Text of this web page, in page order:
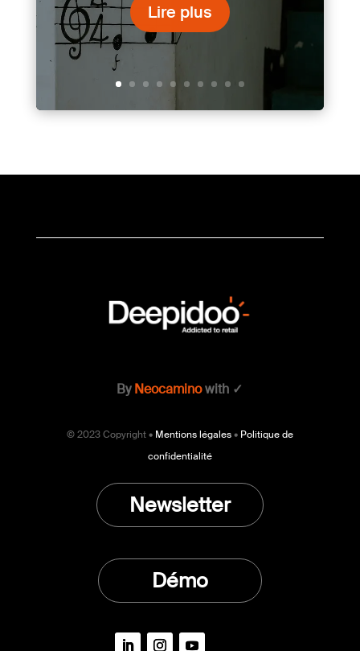
Lire plus
ByNeocaminowith ✓
© 2023 Copyright • Mentions légales• Politique de
confidentialité
Newsletter
Démo